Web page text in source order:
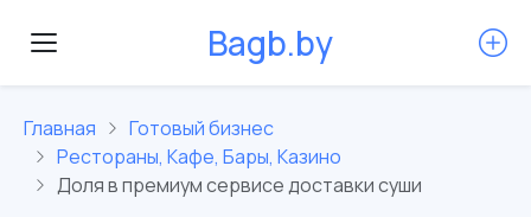
Bagb.by
Главная
Готовый бизнес
Рестораны, Кафе, Бары, Казино
Доля в премиум сервисе доставки суши